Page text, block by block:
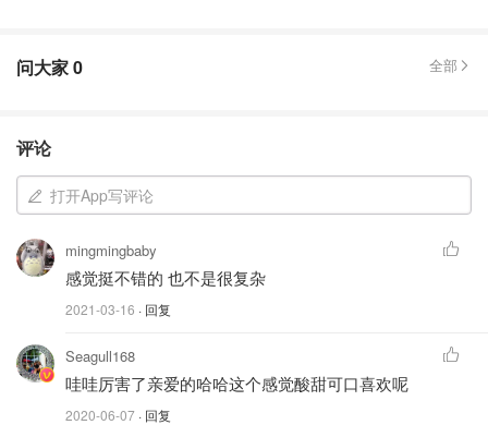
上一些白糖即可。
🍒准备梅水
梅水，即杨梅煮水。
因为没有杨梅，我用了蔓越莓干代替其来煮水。
P.S.：我觉得可以用超市里卖的杨梅干煮水，也可以直接用
锅内倒入300mL的清水烧开，放入一些蔓越莓干，小火将其
慢慢熬出红色。
问大家0 全部
评论
打开App写评论
mingmingbaby
感觉挺不错的 也不是很复杂
2021-03-16 · 回复
Seagull168
哇哇厉害了亲爱的哈哈这个感觉酸甜可口喜欢呢
2020-06-07 · 回复